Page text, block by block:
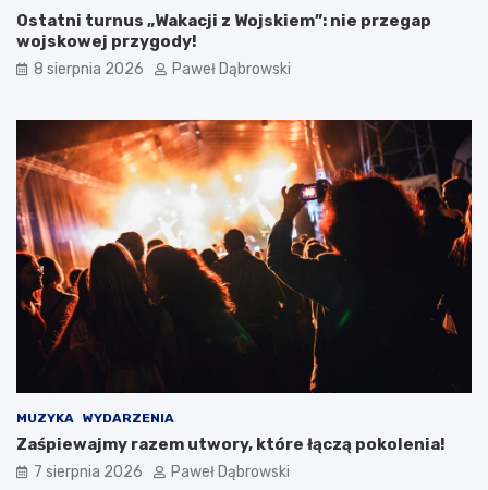
t
a
ć
j
.
a
l
s
k
i
m
d
a
e
c
i
m
Ostatni turnus „Wakacji z Wojskiem”: nie przegap
wojskowej przygody!
8 sierpnia 2026 Paweł Dąbrowski
MUZYKA WYDARZENIA
Zaśpiewajmy razem utwory, które łączą pokolenia!
7 sierpnia 2026 Paweł Dąbrowski